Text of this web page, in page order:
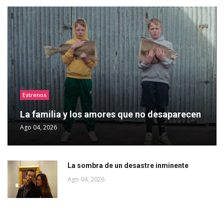
Estrenos
La familia y los amores que no desaparecen
Ago 04, 2026
La sombra de un desastre inminente
Ago 04, 2026